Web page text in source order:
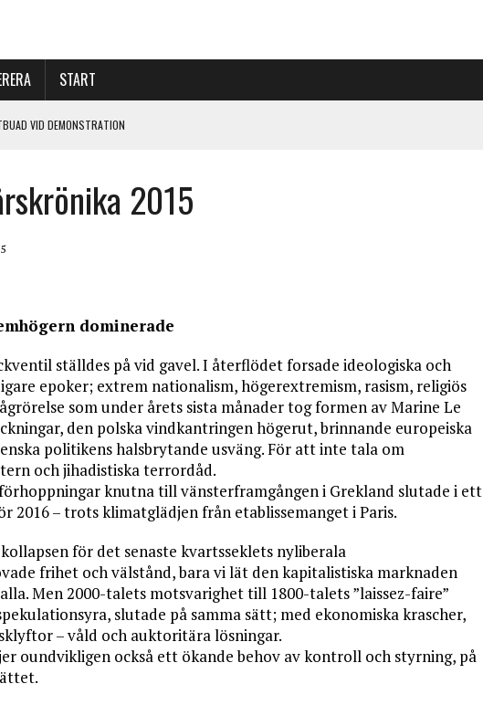
START
VID DEMONSTRATION
OCH TVÅ TILL HÖGER PÅ RIGGAD S-KONGRESS
BEHÖVER SKÄRPA SITT KLIMATARBETE REJÄLT”
2015
dominerade
ställdes på vid gavel. I återflödet forsade ideologiska och
epoker; extrem nationalism, högerextremism, rasism, religiös
som under årets sista månader tog formen av Marine Le
den polska vindkantringen högerut, brinnande europeiska
politikens halsbrytande usväng. För att inte tala om
och jihadistiska terrordåd.
knutna till vänsterframgången i Grekland slutade i ett
2016 – trots klimatglädjen från etablissemanget i Paris.
för det senaste kvartsseklets nyliberala
frihet och välstånd, bara vi lät den kapitalistiska marknaden
Men 2000-talets motsvarighet till 1800-talets ”laissez-faire”
slutade på samma sätt; med ekonomiska krascher,
– våld och auktoritära lösningar.
oundvikligen också ett ökande behov av kontroll och styrning, på